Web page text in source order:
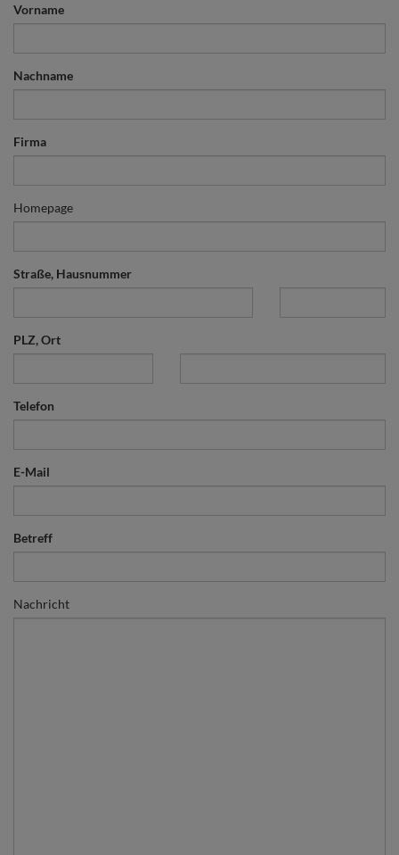
Vorname
Nachname
Firma
Homepage
Straße, Hausnummer
PLZ, Ort
Telefon
E-Mail
Betreff
Nachricht